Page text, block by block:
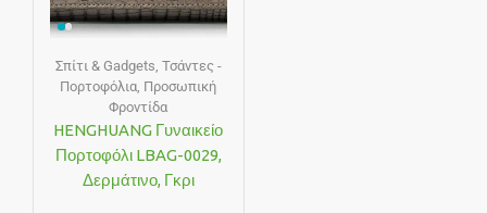
Σπίτι & Gadgets Τσάντες -
Πορτοφόλια Προσωπική
Φροντίδα
HENGHUANG Γυναικείο
Πορτοφόλι LBAG-0029,
Δερμάτινο, Γκρι